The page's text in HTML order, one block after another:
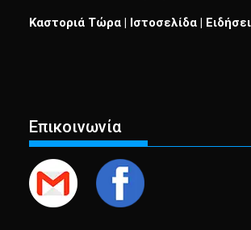
Καστοριά Τώρα | Ιστοσελίδα |
Επικοινωνία